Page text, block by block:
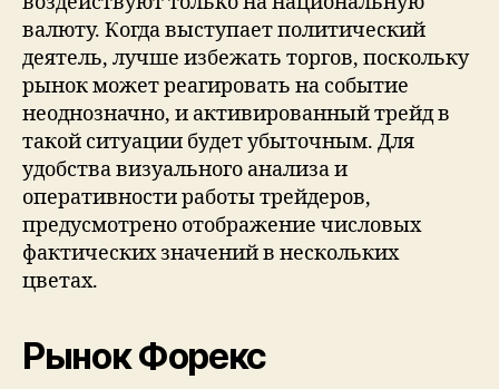
валюту. Когда выступает политический
деятель, лучше избежать торгов, поскольку
рынок может реагировать на событие
неоднозначно, и активированный трейд в
такой ситуации будет убыточным. Для
удобства визуального анализа и
оперативности работы трейдеров,
предусмотрено отображение числовых
фактических значений в нескольких
цветах.
Рынок Форекс